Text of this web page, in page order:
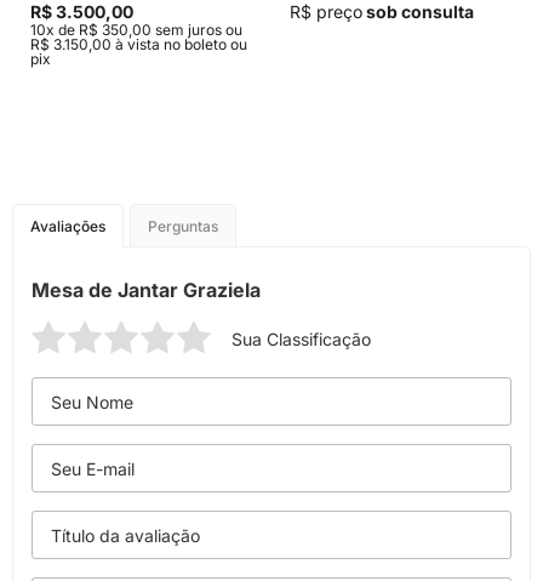
R$ 3.500,00
10x de R$ 350,00 sem juros ou
R$ 3.150,00 à vista no boleto ou
pix
R$ preçosob consulta
Avaliações Perguntas
Mesa de Jantar Graziela
Sua Classificação